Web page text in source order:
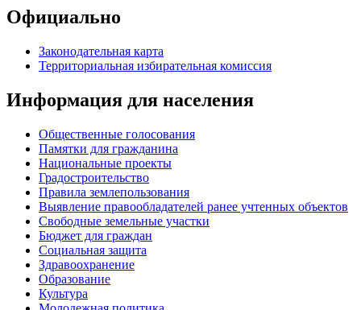
Официально
Законодательная карта
Территориальная избирательная комиссия
Информация для населения
Общественные голосования
Памятки для гражданина
Национальные проекты
Градостроительство
Правила землепользования
Выявление правообладателей ранее учтенных объектов
Свободные земельные участки
Бюджет для граждан
Социальная защита
Здравоохранение
Образование
Культура